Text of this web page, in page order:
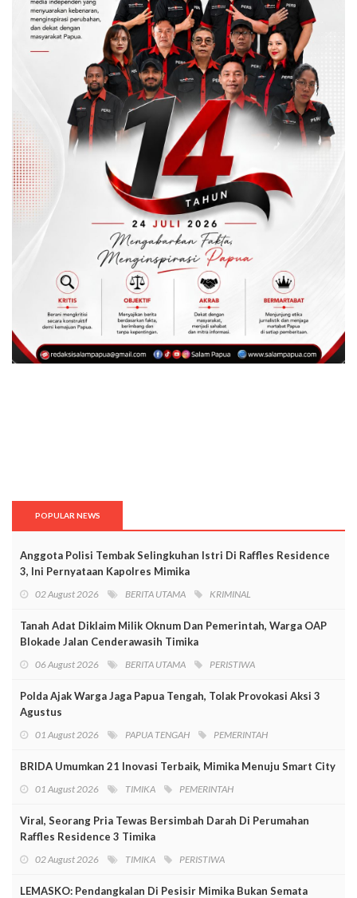
POPULAR NEWS
Anggota Polisi Tembak Selingkuhan Istri Di Raffles Residence
3, Ini Pernyataan Kapolres Mimika
02 August 2026 BERITA UTAMA KRIMINAL
Tanah Adat Diklaim Milik Oknum Dan Pemerintah, Warga OAP
Blokade Jalan Cenderawasih Timika
06 August 2026 BERITA UTAMA PERISTIWA
Polda Ajak Warga Jaga Papua Tengah, Tolak Provokasi Aksi 3
Agustus
01 August 2026 PAPUA TENGAH PEMERINTAH
BRIDA Umumkan 21 Inovasi Terbaik, Mimika Menuju Smart City
01 August 2026 TIMIKA PEMERINTAH
Viral, Seorang Pria Tewas Bersimbah Darah Di Perumahan
Raffles Residence 3 Timika
02 August 2026 TIMIKA PERISTIWA
LEMASKO: Pendangkalan Di Pesisir Mimika Bukan Semata